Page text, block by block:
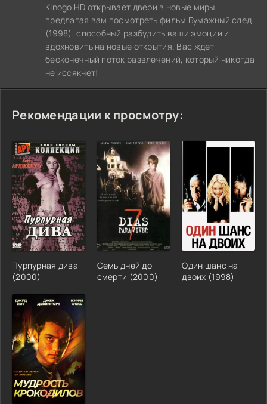
Kinogo HD открывает двери в новые миры,
предлагая вам посмотреть фильм Бумажный след
(1998), способный разбудить ваши эмоции и
вдохновить на новые открытия. Вас ждет
бесконечный поток развлечений, который никогда
не иссякнет!
Рекомендации к просмотру:
Пурпурная дива
(2000)
Семь дней до
смерти (2000)
Один шанс на
двоих (1998)